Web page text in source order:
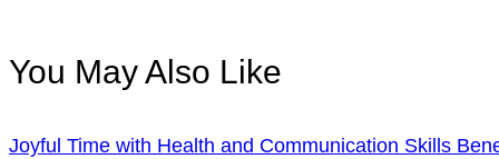
You May Also Like
Joyful Time with Health and Communication Skills